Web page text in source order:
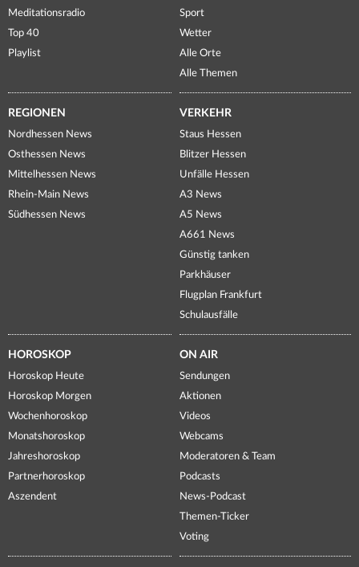
Meditationsradio
Top 40
Playlist
Sport
Wetter
Alle Orte
Alle Themen
REGIONEN
Nordhessen News
Osthessen News
Mittelhessen News
Rhein-Main News
Südhessen News
VERKEHR
Staus Hessen
Blitzer Hessen
Unfälle Hessen
A3 News
A5 News
A661 News
Günstig tanken
Parkhäuser
Flugplan Frankfurt
Schulausfälle
HOROSKOP
Horoskop Heute
Horoskop Morgen
Wochenhoroskop
Monatshoroskop
Jahreshoroskop
Partnerhoroskop
Aszendent
ON AIR
Sendungen
Aktionen
Videos
Webcams
Moderatoren & Team
Podcasts
News-Podcast
Themen-Ticker
Voting